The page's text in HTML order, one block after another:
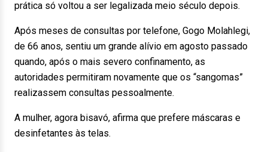
prática só voltou a ser legalizada meio século depois.
Após meses de consultas por telefone, Gogo Molahlegi,
de 66 anos, sentiu um grande alívio em agosto passado
quando, após o mais severo confinamento, as
autoridades permitiram novamente que os “sangomas”
realizassem consultas pessoalmente.
A mulher, agora bisavó, afirma que prefere máscaras e
desinfetantes às telas.